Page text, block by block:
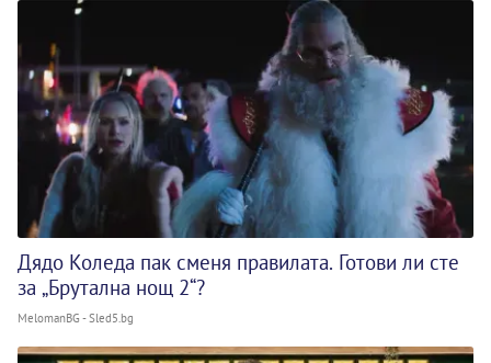
Дядо Коледа пак сменя правилата. Готови ли сте
за „Брутална нощ 2“?
MelomanBG - Sled5.bg